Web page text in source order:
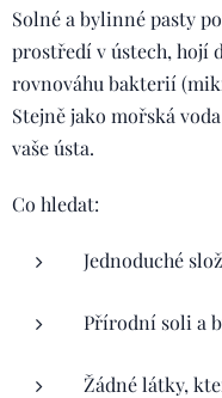
Solné a bylinné pasty
prostředí v ústech, hojí
rovnováhu bakterií
Stejně jako mořská
vaše ústa.
Co hledat:
Jednoduché
Přírodní soli a
Žádné látky,